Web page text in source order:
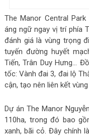
The Manor Central
áng ngữ ngay vị trí phía
đánh giá là vùng trọng
tuyến đường huyết
Tiến, Trân Duy Hưng…
tốc: Vành đai 3, đai lộ
cận, tạo nên liên kết
Dự án The Manor
110ha, trong đó bao
xanh, bãi cỏ. Đây chính